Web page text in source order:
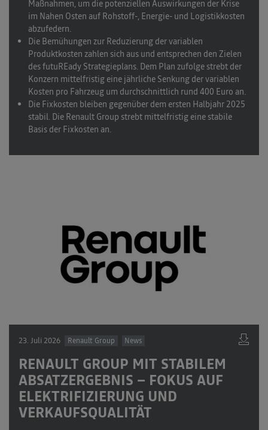
Maßnahmen, um die potenziellen Auswirkungen der Krise
im Nahen Osten auf Rohstoff-, Energie- und Logistikkosten
abzufedern.
Die Bemühungen zur Reduzierung der variablen
Produktkosten zahlen sich aus und entsprechen den Zielen
des futuREady Strategieplans. Dem Plan zufolge strebt der
Konzern mittelfristig eine jährliche Senkung der variablen
Kosten pro Fahrzeug um durchschnittlich rund 400 Euro an.
Die Fixkosten bleiben gegenüber dem ersten Halbjahr 2025
stabil. Die Renault Group strebt mittelfristig eine stabile
Basis der Fixkosten an.
23. Juli 2026 Renault Group News
RENAULT GROUP MIT STABILEM
ABSATZERGEBNIS – FOKUS AUF
ELEKTRIFIZIERUNG UND
VERKAUFSQUALITÄT